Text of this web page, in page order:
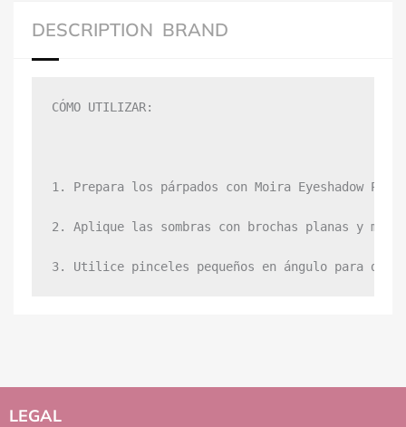
DESCRIPTION BRAND
CÓMO UTILIZAR:
1. Prepara los párpados con Moira Eyeshadow
2. Aplique las sombras con brochas planas y
3. Utilice pinceles pequeños en ángulo para
LEGAL